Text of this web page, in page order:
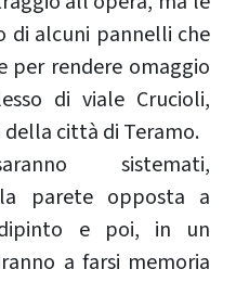
di alcuni pannelli che
per rendere omaggio
di viale Crucioli,
città di Teramo.
sistemati,
parete opposta a
e poi, in un
a farsi memoria